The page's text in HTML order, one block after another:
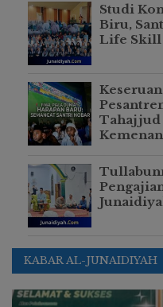
Studi
Biru,
Life Skill
Tahajjud
KABAR AL-JUNAIDIYAH